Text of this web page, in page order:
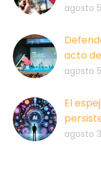
agosto
acto
agosto
El
agosto